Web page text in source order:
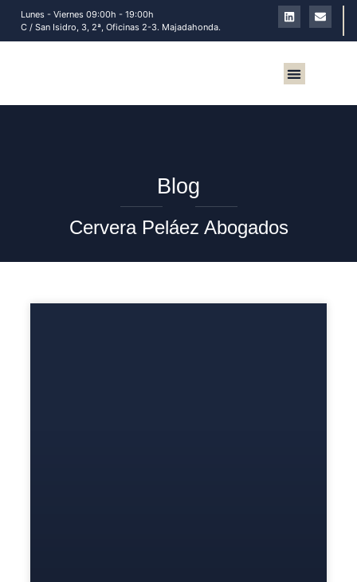
Lunes - Viernes 09:00h - 19:00h
C / San Isidro, 3, 2ª, Oficinas 2-3. Majadahonda.
Blog
Cervera Peláez Abogados